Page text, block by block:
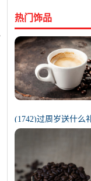
热门饰品
(1742)过周岁送什么
好（1岁宝宝礼物排